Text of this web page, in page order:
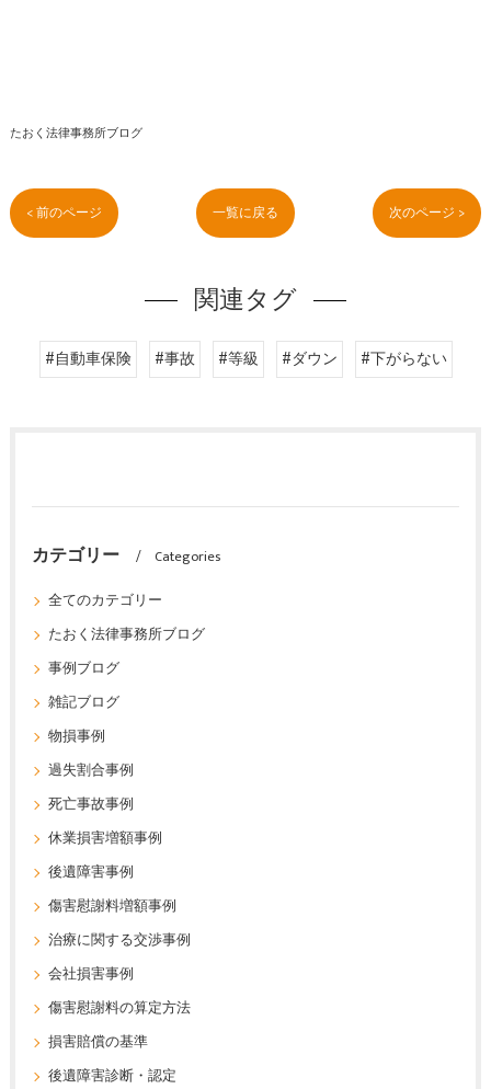
たおく法律事務所ブログ
< 前のページ 一覧に戻る 次のページ >
関連タグ
#自動車保険 #事故 #等級 #ダウン #下がらない
カテゴリー
Categories
全てのカテゴリー
たおく法律事務所ブログ
事例ブログ
雑記ブログ
物損事例
過失割合事例
死亡事故事例
休業損害増額事例
後遺障害事例
傷害慰謝料増額事例
治療に関する交渉事例
会社損害事例
傷害慰謝料の算定方法
損害賠償の基準
後遺障害診断・認定